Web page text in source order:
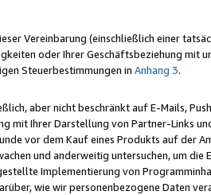
Vereinbarung (einschließlich einer
oder Ihrer Geschäftsbeziehung mit
Steuerbestimmungen in Anhang 3.
aber nicht beschränkt auf E-Mails,
mit Ihrer Darstellung von Partner-Links
vor dem Kauf eines Produkts auf der
und anderweitig untersuchen, um die
Implementierung von
wie wir personenbezogene Daten